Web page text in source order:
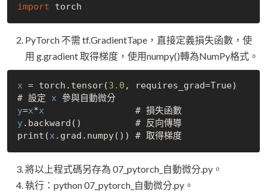
import
PyTorch 不需 tf.GradientTape，直接定義損失函數，使
用 g.gradient 取得梯度，使用numpy()轉為NumPy格式。
x = torch.tensor(3.0 , requires_grad=True)
# 設定 x
參與自動微分
y=x*x
                 # 損失函數
y.backward()          # 反向傳導
print(x .grad.numpy()) # 取得梯度
將以上程式碼另存為 07_pytorch_自動微分.py。
執行：python 07_pytorch_自動微分.py。